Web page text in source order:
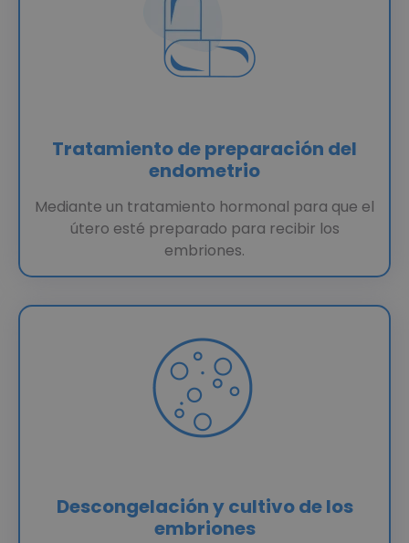
Tratamiento de preparación del
endometrio
Mediante un tratamiento hormonal para que el
útero esté preparado para recibir los
embriones.
Descongelación y cultivo de los
embriones